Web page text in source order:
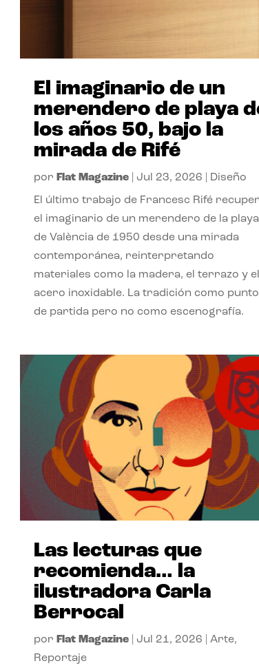
El imaginario de un
merendero de playa
los años 50, bajo la
mirada de Rifé
por Flat Magazine| Jul 23, 2026 Diseño
El último trabajo de Francesc Rifé
el imaginario de un merendero de la playa
de València de 1950 desde una mirada
contemporánea, reinterpretando
materiales como la madera, el terrazo y el
acero inoxidable. La tradición como punto
de partida pero no como escenografía.
Las lecturas que
recomienda… la
ilustradora Carla
Berrocal
por Flat Magazine| Jul 21, 2026 Arte,
Reportaje